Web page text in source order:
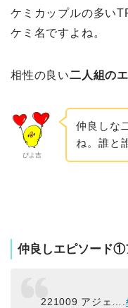
ケミカップルの多い
ケミ名ですよね。
相性の良い二人組の
ぴよ吉
仲良しな
ね。誰と
仲良しエピソード①
221009 アジェ….